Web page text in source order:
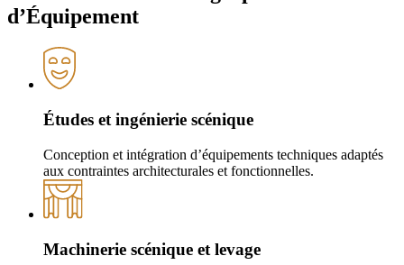
d’Équipement
Études et ingénierie scénique
Conception et intégration d’équipements techniques adaptés
aux contraintes architecturales et fonctionnelles.
Machinerie scénique et levage